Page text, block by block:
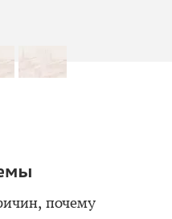
почему